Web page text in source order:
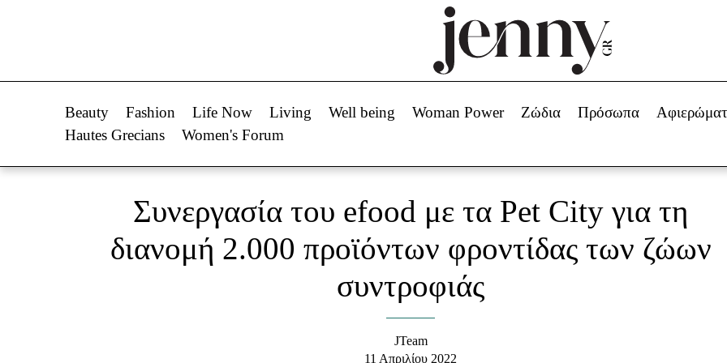
Styling Tips
Fashion News
Beauty -
Ομορφιά
Skincare
Μακιγιάζ
Woman Power Πρόσωπα
Celebrities
Ζώδια
Beauty Fashion Life Now Living Well being Woman Power Ζώδια Πρόσωπα
Hautes Grecians
Women's Forum
Συνεργασία του efood με τα Pet City για τη
διανομή 2.000 προϊόντων φροντίδας των ζώων
συντροφιάς
JTeam
11 Απριλίου 2022